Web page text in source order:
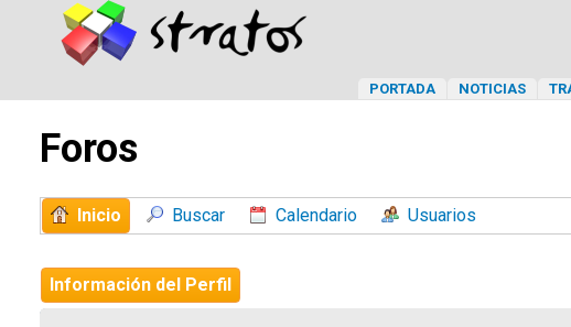
PORTADA NOTICIAS
Foros
Inicio Buscar Calendario Usuarios
Información del Perfil